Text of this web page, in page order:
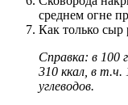
среднем огне
Как только сыр
Справка: в 100
310 ккал, в т.ч.
углеводов.